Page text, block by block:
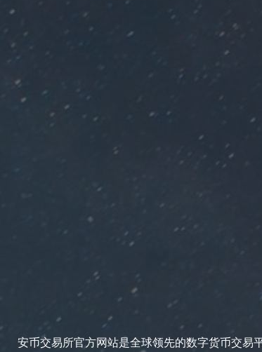
安币交易所官方网站是全球领先的数字货币交易